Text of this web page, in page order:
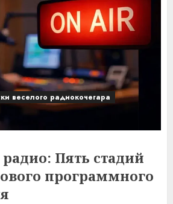
веселого радиокочегара
Пять стадий
программного